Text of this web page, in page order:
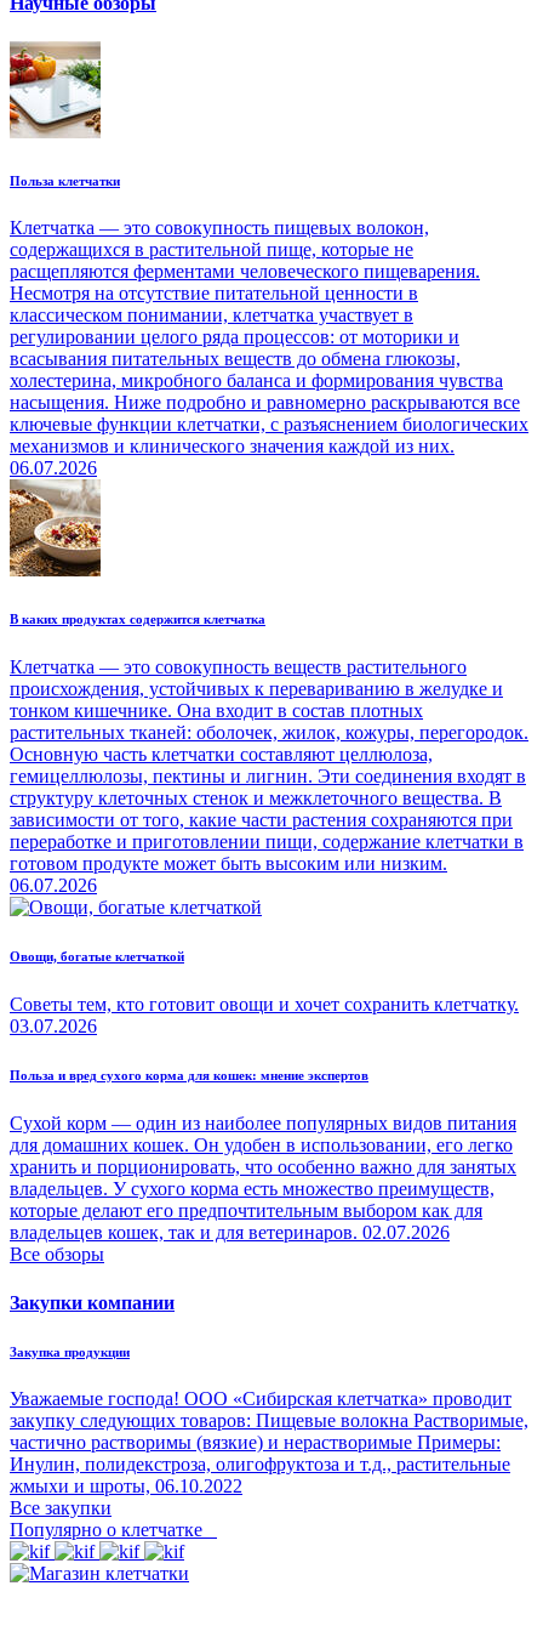
Польза клетчатки
Клетчатка — это совокупность пищевых волокон,
содержащихся в растительной пище, которые не
расщепляются ферментами человеческого пищеварения.
Несмотря на отсутствие питательной ценности в
классическом понимании, клетчатка участвует в
регулировании целого ряда процессов: от моторики и
всасывания питательных веществ до обмена глюкозы,
холестерина, микробного баланса и формирования чувства
насыщения. Ниже подробно и равномерно раскрываются все
ключевые функции клетчатки, с разъяснением биологических
механизмов и клинического значения каждой из них.
06.07.2026
В каких продуктах содержится клетчатка
Клетчатка — это совокупность веществ растительного
происхождения, устойчивых к перевариванию в желудке и
тонком кишечнике. Она входит в состав плотных
растительных тканей: оболочек, жилок, кожуры, перегородок.
Основную часть клетчатки составляют целлюлоза,
гемицеллюлозы, пектины и лигнин. Эти соединения входят в
структуру клеточных стенок и межклеточного вещества. В
зависимости от того, какие части растения сохраняются при
переработке и приготовлении пищи, содержание клетчатки в
готовом продукте может быть высоким или низким.
06.07.2026
Овощи, богатые клетчаткой
Советы тем, кто готовит овощи и хочет сохранить клетчатку.
03.07.2026
Польза и вред сухого корма для кошек: мнение экспертов
Сухой корм — один из наиболее популярных видов питания
для домашних кошек. Он удобен в использовании, его легко
хранить и порционировать, что особенно важно для занятых
владельцев. У сухого корма есть множество преимуществ,
которые делают его предпочтительным выбором как для
владельцев кошек, так и для ветеринаров. 02.07.2026
Все обзоры
Закупки компании
Закупка продукции
Уважаемые господа! ООО «Сибирская клетчатка» проводит
закупку следующих товаров: Пищевые волокна Растворимые,
частично растворимы (вязкие) и нерастворимые Примеры:
Инулин, полидекстроза, олигофруктоза и т.д., растительные
жмыхи и шроты, 06.10.2022
Все закупки
Популярно о клетчатке